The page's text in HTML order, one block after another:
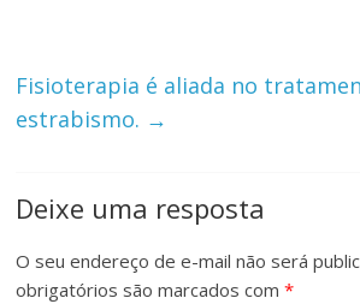
Fisioterapia é aliada no
estrabismo. →
Deixe uma resposta
O seu endereço de e-mail não será
obrigatórios são marcados com*